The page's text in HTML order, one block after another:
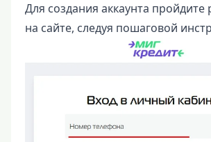
Для создания аккаунта пройдите
на сайте, следуя пошаговой